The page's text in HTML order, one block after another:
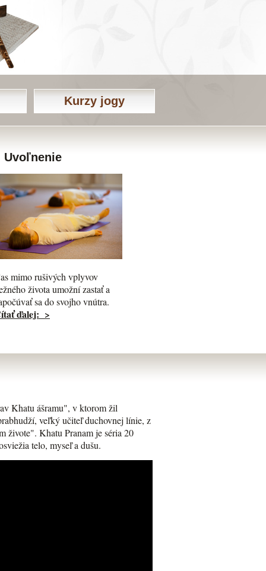
Kurzy jogy
Uvoľnenie
mimo rušivých vplyvov
života umožní zastať a
sa do svojho vnútra.
ďalej: >
Khatu ášramu", v ktorom žil
veľký učiteľ duchovnej línie, z
živote". Khatu Pranam je séria 20
telo, myseľ a dušu.